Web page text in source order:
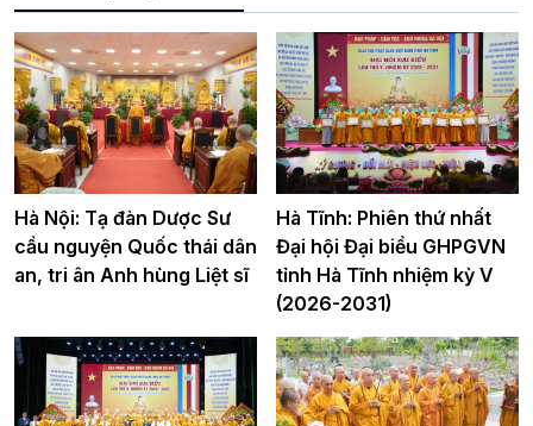
Hà Nội: Tạ đàn Dược Sư
cầu nguyện Quốc thái dân
an, tri ân Anh hùng Liệt sĩ
Hà Tĩnh: Phiên thứ nhất
Đại hội Đại biểu GHPGVN
tỉnh Hà Tĩnh nhiệm kỳ V
(2026-2031)